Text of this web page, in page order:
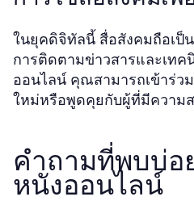
ในยุคดิจิทัลนี้ สื่อสังคมถือเป็
การติดตามข่าวสารและเทค
ออนไลน์ คุณสามารถเข้าร่ว
ใหม่หรือพูดคุยกับผู้ที่มีความ
คำถามที่พบบ่อ
หนังออนไลน์